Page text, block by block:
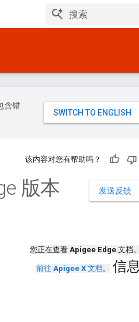
含错
该内容对您有帮助吗？
发送反馈
版本
您正在查看 Apigee Edge 文档。
前往 Apigee X 文档。 信息